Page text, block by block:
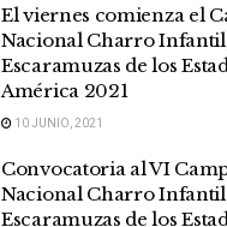
El viernes comienza el
Nacional Charro
Escaramuzas de los
América 2021
10 JUNIO, 2021
Convocatoria al VI
Nacional Charro
Escaramuzas de los